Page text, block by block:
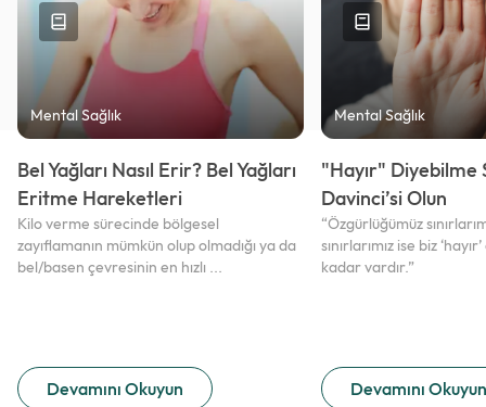
Mental Sağlık
Bel Yağları Nasıl Erir? Bel Yağları
Eritme Hareketleri
Devamını Okuyun
Kilo verme sürecinde bölgesel
zayıflamanın mümkün olup olmadığı ya da
bel/basen çevresinin en hızlı ...
Mental Sağlık
"Hayır" Diyebilme
Davinci’si Olun
Devamını Okuyun
“Özgürlüğümüz
sınırlarımız ise biz
kadar vardır.”